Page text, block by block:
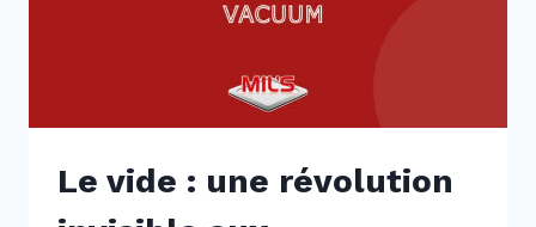
Le vide : une révolution